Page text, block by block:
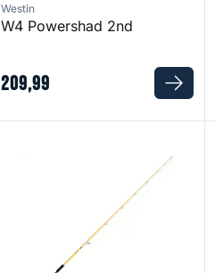
Westin
W4 Powershad 2nd
209,99